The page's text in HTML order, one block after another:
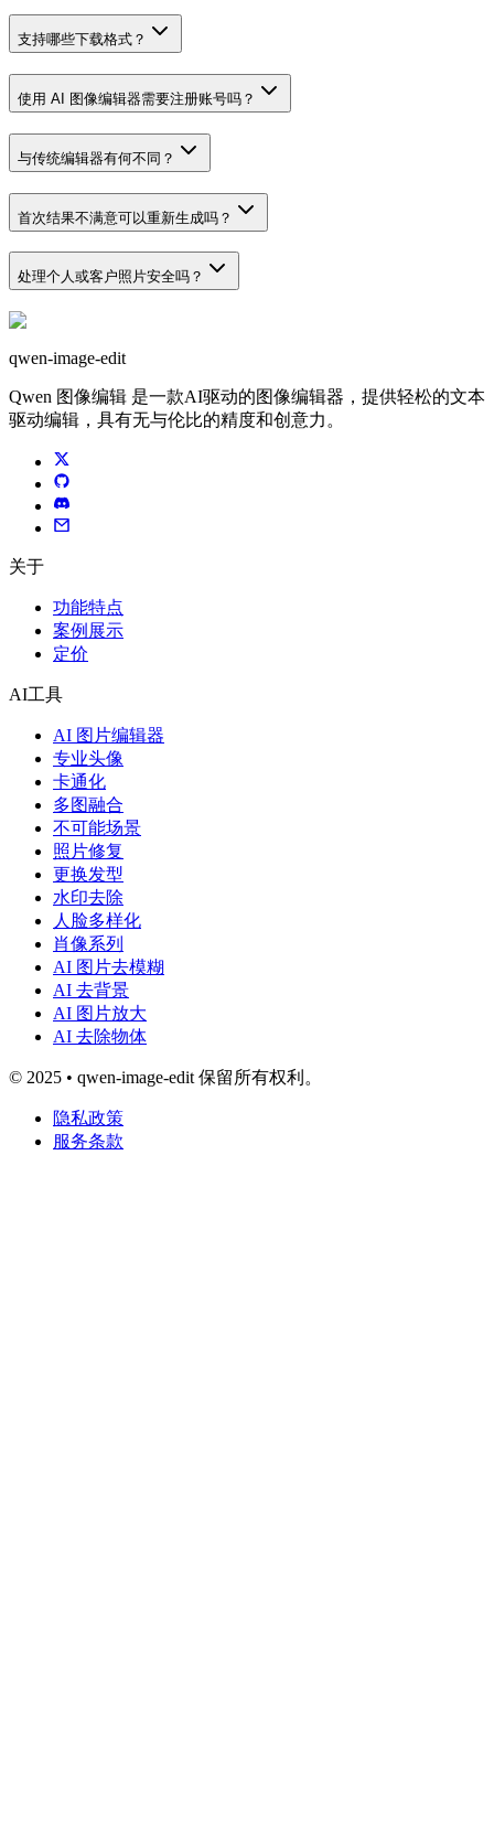
支持哪些下载格式？
使用 AI 图像编辑器需要注册账号吗？
与传统编辑器有何不同？
首次结果不满意可以重新生成吗？
处理个人或客户照片安全吗？
qwen-image-edit
Qwen 图像编辑 是一款AI驱动的图像编辑器，提供轻松的文本
驱动编辑，具有无与伦比的精度和创意力。
关于
功能特点
案例展示
定价
AI工具
AI 图片编辑器
专业头像
卡通化
多图融合
不可能场景
照片修复
更换发型
水印去除
人脸多样化
肖像系列
AI 图片去模糊
AI 去背景
AI 图片放大
AI 去除物体
© 2025 • qwen-image-edit 保留所有权利。
隐私政策
服务条款